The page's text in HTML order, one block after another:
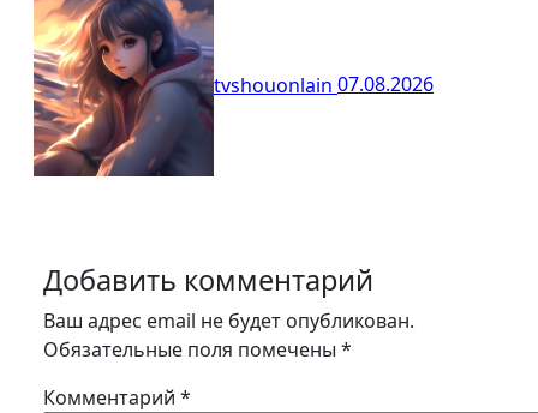
tvshouonlain 07.08.2026
Добавить комментарий
Ваш адрес email не будет опубликован.
Обязательные поля помечены *
Комментарий *